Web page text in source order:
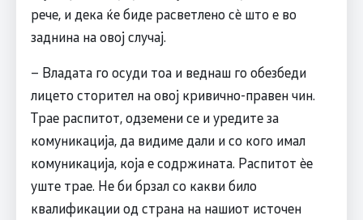
рече, и дека ќе биде расветлено сè што е во
заднина на овој случај.
– Владата го осуди тоа и веднаш го обезбеди
лицето сторител на овој кривично-правен чин.
Трае распитот, одземени се и уредите за
комуникација, да видиме дали и со кого имал
комуникација, која е содржината. Распитот èе
уште трае. Не би брзал со какви било
квалификации од страна на нашиот источен